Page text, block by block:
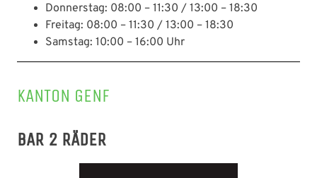
Donnerstag: 08:00 – 11:30 / 13:00 – 18:30
Freitag: 08:00 – 11:30 / 13:00 – 18:30
Samstag: 10:00 – 16:00 Uhr
KANTON GENF
BAR 2 RÄDER